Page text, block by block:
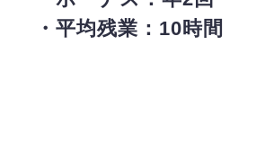
・平均残業：10時間